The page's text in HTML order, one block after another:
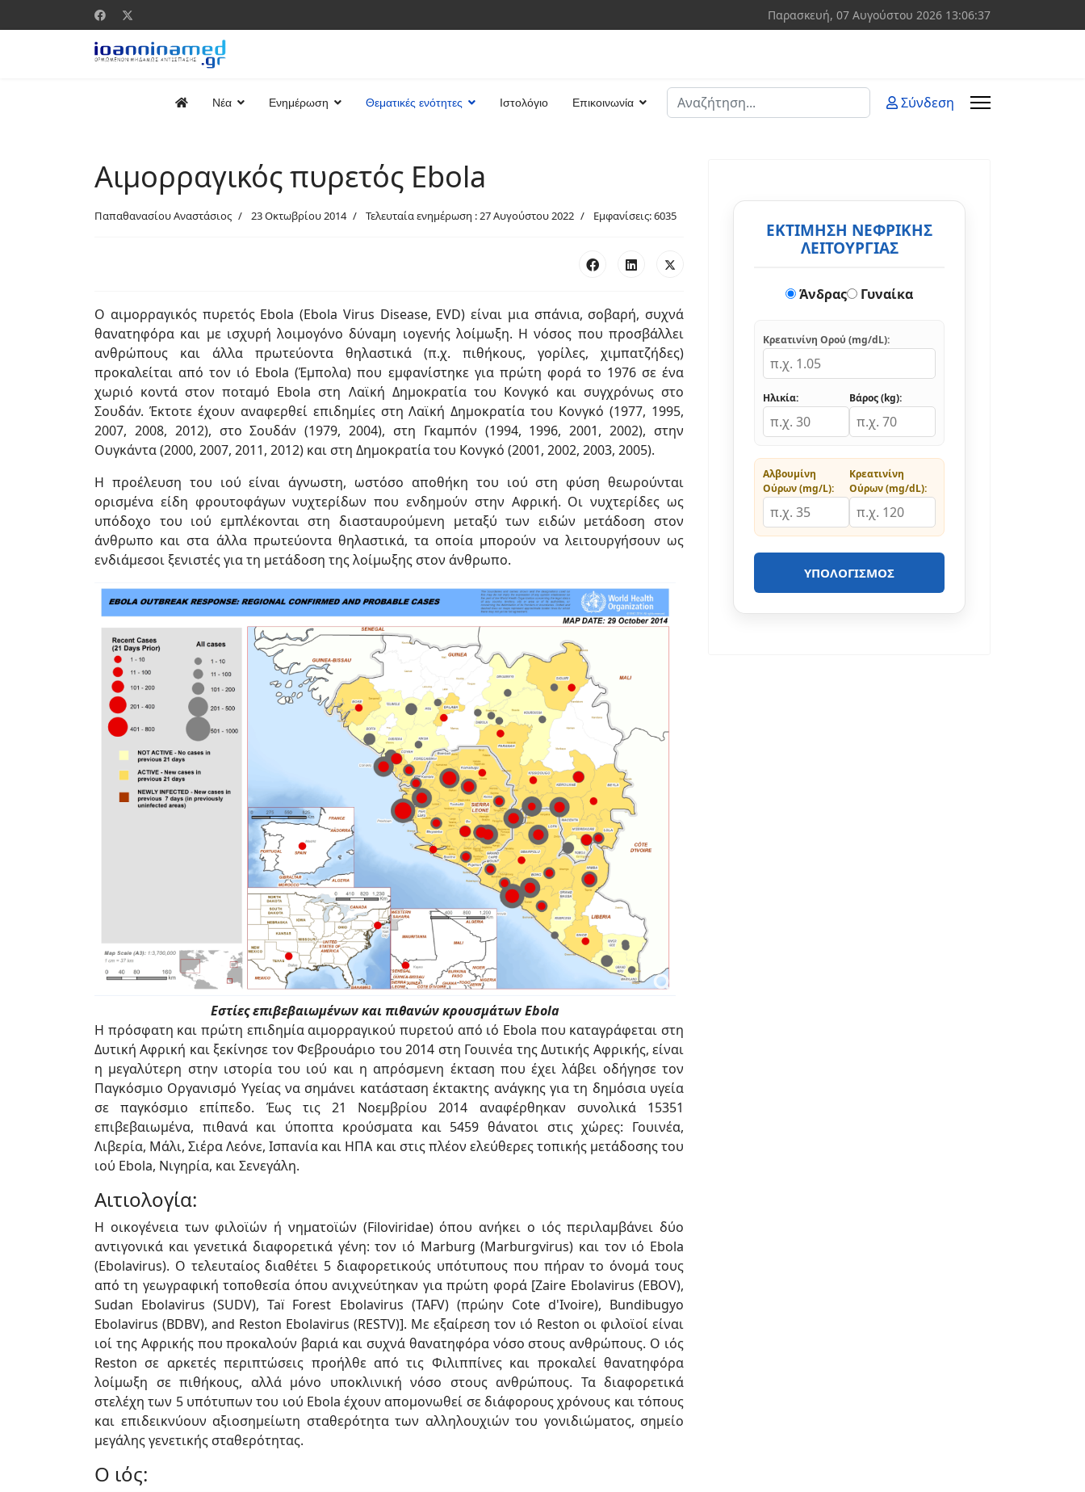
Παρασκευή, 07 Αυγούστου 2026 13:06:38
Νέα Ενημέρωση Θεματικές ενότητες Ιστολόγιο Επικοινωνία
Αναζήτηση
Σύνδεση
Αιμορραγικός πυρετός Ebola
Παπαθανασίου Αναστάσιος 23 Οκτωβρίου 2014 Τελευταία ενημέρωση : 27 Αυγούστου 2022 Εμφανίσεις: 6035
Ο αιμορραγικός πυρετός Ebola (Ebola Virus Disease, EVD) είναι μια σπάνια, σοβαρή, συχνά
θανατηφόρα και με ισχυρή λοιμογόνο δύναμη ιογενής λοίμωξη. Η νόσος που προσβάλλει
ανθρώπους και άλλα πρωτεύοντα θηλαστικά (π.χ. πιθήκους, γορίλες, χιμπατζήδες)
προκαλείται από τον ιό Ebola (Έμπολα) που εμφανίστηκε για πρώτη φορά το 1976 σε ένα
χωριό κοντά στον ποταμό Ebola στη Λαϊκή Δημοκρατία του Κονγκό και συγχρόνως στο
Σουδάν. Έκτοτε έχουν αναφερθεί επιδημίες στη Λαϊκή Δημοκρατία του Κονγκό (1977, 1995,
2007, 2008, 2012), στο Σουδάν (1979, 2004), στη Γκαμπόν (1994, 1996, 2001, 2002), στην
Ουγκάντα (2000, 2007, 2011, 2012) και στη Δημοκρατία του Κονγκό (2001, 2002, 2003, 2005).
Η προέλευση του ιού είναι άγνωστη, ωστόσο αποθήκη του ιού στη φύση θεωρούνται
ορισμένα είδη φρουτοφάγων νυχτερίδων που ενδημούν στην Αφρική. Οι νυχτερίδες ως
υπόδοχο του ιού εμπλέκονται στη διασταυρούμενη μεταξύ των ειδών μετάδοση στον
άνθρωπο και στα άλλα πρωτεύοντα θηλαστικά, τα οποία μπορούν να λειτουργήσουν ως
ενδιάμεσοι ξενιστές για τη μετάδοση της λοίμωξης στον άνθρωπο.
Εστίες επιβεβαιωμένων και πιθανών κρουσμάτων Ebola
Η πρόσφατη και πρώτη επιδημία αιμορραγικού πυρετού από ιό Ebola που καταγράφεται στη
Δυτική Αφρική και ξεκίνησε τον Φεβρουάριο του 2014 στη Γουινέα της Δυτικής Αφρικής, είναι
η μεγαλύτερη στην ιστορία του ιού και η απρόσμενη έκταση που έχει λάβει οδήγησε τον
Παγκόσμιο Οργανισμό Υγείας να σημάνει κατάσταση έκτακτης ανάγκης για τη δημόσια υγεία
σε παγκόσμιο επίπεδο. Έως τις 21 Νοεμβρίου 2014 αναφέρθηκαν συνολικά 15351
επιβεβαιωμένα, πιθανά και ύποπτα κρούσματα και 5459 θάνατοι στις χώρες: Γουινέα,
Λιβερία, Μάλι, Σιέρα Λεόνε, Ισπανία και ΗΠΑ και στις πλέον ελεύθερες τοπικής μετάδοσης του
ιού Ebola, Νιγηρία, και Σενεγάλη.
Αιτιολογία:
Η οικογένεια των φιλοϊών ή νηματοϊών (Filoviridae) όπου ανήκει ο ιός περιλαμβάνει δύο
αντιγονικά και γενετικά διαφορετικά γένη: τον ιό Marburg (Marburgvirus) και τον ιό Ebola
(Ebolavirus). Ο τελευταίος διαθέτει 5 διαφορετικούς υπότυπους που πήραν το όνομά τους
από τη γεωγραφική τοποθεσία όπου ανιχνεύτηκαν για πρώτη φορά [Zaire Ebolavirus (EBOV),
Sudan Ebolavirus (SUDV), Taï Forest Ebolavirus (TAFV) (πρώην Cote d'Ivoire), Bundibugyo
Ebolavirus (BDBV), and Reston Ebolavirus (RESTV)]. Με εξαίρεση τον ιό Reston οι φιλοϊοί είναι
ιοί της Αφρικής που προκαλούν βαριά και συχνά θανατηφόρα νόσο στους ανθρώπους. Ο ιός
Reston σε αρκετές περιπτώσεις προήλθε από τις Φιλιππίνες και προκαλεί θανατηφόρα
λοίμωξη σε πιθήκους, αλλά μόνο υποκλινική νόσο στους ανθρώπους. Τα διαφορετικά
στελέχη των 5 υπότυπων του ιού Ebola έχουν απομονωθεί σε διάφορους χρόνους και τόπους
και επιδεικνύουν αξιοσημείωτη σταθερότητα των αλληλουχιών του γονιδιώματος, σημείο
μεγάλης γενετικής σταθερότητας.
Ο ιός:
ΕΚΤΙΜΗΣΗ ΝΕΦΡΙΚΗΣ
ΛΕΙΤΟΥΡΓΙΑΣ
Άνδρας Γυναίκα
Κρεατινίνη Ορού (mg/dL):
Ηλικία: Βάρος (kg):
Αλβουμίνη
Ούρων (mg/L):
Κρεατινίνη
Ούρων (mg/dL):
ΥΠΟΛΟΓΙΣΜΌΣ